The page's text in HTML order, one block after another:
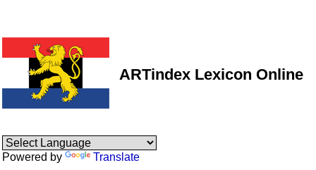
ARTindex Lexicon Online
Powered by Translate